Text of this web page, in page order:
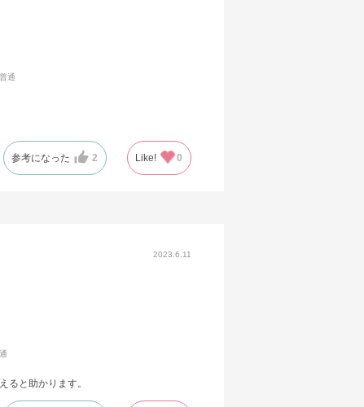
普通
参考になった 2 Like! 0
2023.6.11
ると助かります。